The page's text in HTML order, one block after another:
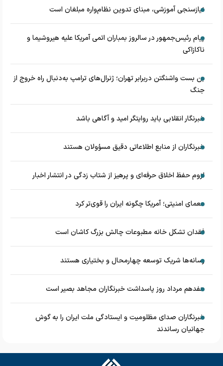
نیازسنجی آموزشی، مبنای تدوین نظام‌واره مبلغان است
پیام رئیس‌جمهور در سالروز بمباران اتمی آمریکا علیه هیروشیما و
ناکازاکی
بن بست واشنگتن دربرابر تهران؛ ژنرال‌های ترامپ به‌دنبال راه خروج از
جنگ
خبرنگار انقلابی باید روایتگر امید و آگاهی باشد
خبرنگاران از منابع اطلاعاتی دقیق مسؤولان هستند
لزوم حفظ اخلاق حرفه‌ای و پرهیز از شتاب زدگی در انتشار اخبار
معمای امنیتی؛ آمریکا چگونه ایران را قوی‌تر کرد
فقدان تشکل خانه مطبوعات چالش بزرگ کاشان است
رسانه‌ها شریک توسعه چهارمحال و بختیاری هستند
هفدهم مرداد روز پاسداشت خبرنگاران مجاهد بصیر است
خبرنگاران صدای مظلومیت و ایستادگی ملت ایران را به گوش
جهانیان رساندند